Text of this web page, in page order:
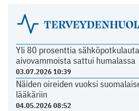
Yli 80 prosenttia
aivovammoista sattui humalassa
03.07.2026 10:39
Näiden oireiden vuoksi
lääkäriin
04.05.2026 08:52